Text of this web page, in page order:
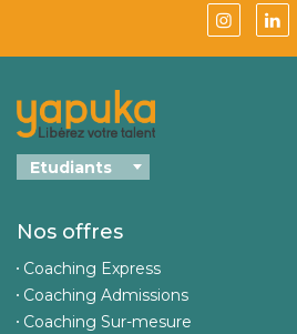
Nos offres
Coaching Express
Coaching Admissions
Coaching Sur-mesure